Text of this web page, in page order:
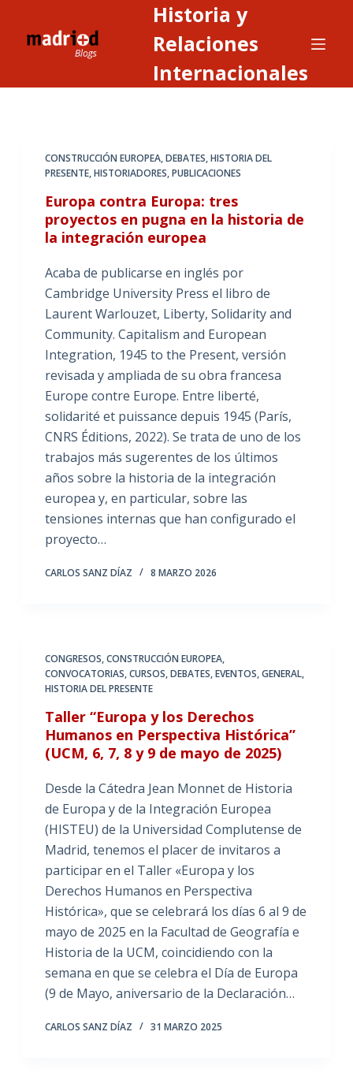
Historia y
Relaciones
Internacionales
CONSTRUCCIÓN EUROPEA,DEBATES,HISTORIA DEL
PRESENTE,HISTORIADORES,PUBLICACIONES
Europa contra Europa: tres
proyectos en pugna en la historia de
la integración europea
Acaba de publicarse en inglés por
Cambridge University Press el libro de
Laurent Warlouzet, Liberty, Solidarity and
Community. Capitalism and European
Integration, 1945 to the Present, versión
revisada y ampliada de su obra francesa
Europe contre Europe. Entre liberté,
solidarité et puissance depuis 1945 (París,
CNRS Éditions, 2022). Se trata de uno de los
trabajos más sugerentes de los últimos
años sobre la historia de la integración
europea y, en particular, sobre las
tensiones internas que han configurado el
proyecto…
CARLOS SANZ DÍAZ 8 MARZO 2026
CONGRESOS,CONSTRUCCIÓN EUROPEA,
CONVOCATORIAS,CURSOS,DEBATES,EVENTOS,GENERAL,
HISTORIA DEL PRESENTE
Taller “Europa y los Derechos
Humanos en Perspectiva Histórica”
(UCM, 6, 7, 8 y 9 de mayo de 2025)
Desde la Cátedra Jean Monnet de Historia
de Europa y de la Integración Europea
(HISTEU) de la Universidad Complutense de
Madrid, tenemos el placer de invitaros a
participar en el Taller «Europa y los
Derechos Humanos en Perspectiva
Histórica», que se celebrará los días 6 al 9 de
mayo de 2025 en la Facultad de Geografía e
Historia de la UCM, coincidiendo con la
semana en que se celebra el Día de Europa
(9 de Mayo, aniversario de la Declaración…
CARLOS SANZ DÍAZ 31 MARZO 2025